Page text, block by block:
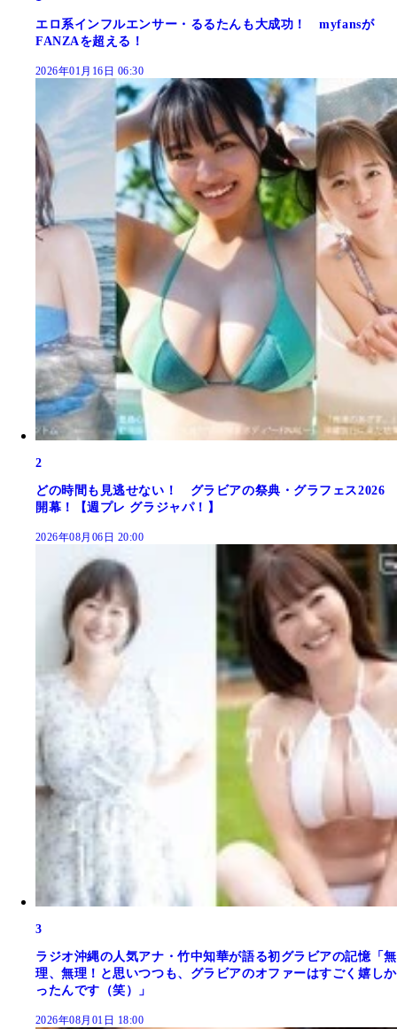
エロ系インフルエンサー・るるたんも大成功！ myfansが
FANZAを超える！
2026年01月16日 06:30
2
どの時間も見逃せない！ グラビアの祭典・グラフェス2026
開幕！【週プレ グラジャパ！】
2026年08月06日 20:00
3
ラジオ沖縄の人気アナ・竹中知華が語る初グラビアの記憶「無
理、無理！と思いつつも、グラビアのオファーはすごく嬉しか
ったんです（笑）」
2026年08月01日 18:00